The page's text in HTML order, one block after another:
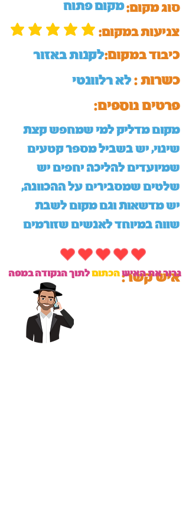
סוג מקום:מקום פתוח
:צניעות במקום
לקנות באזורכיבוד במקום:
לא רלוונטי כשרות :
:פרטים נוספים
מקום מדליק למי שמחפש קצת
שינוי, יש בשביל מספר קטעים
שמיועדים להליכה יחפים יש
שלטים שמסבירים על ההכוונה,
יש מדשאות וגם מקום לשבת
שווה במיוחד לאנשים שזורמים
:איש קשר
גרור את האישהכתוםלתוך הנקודה במפה